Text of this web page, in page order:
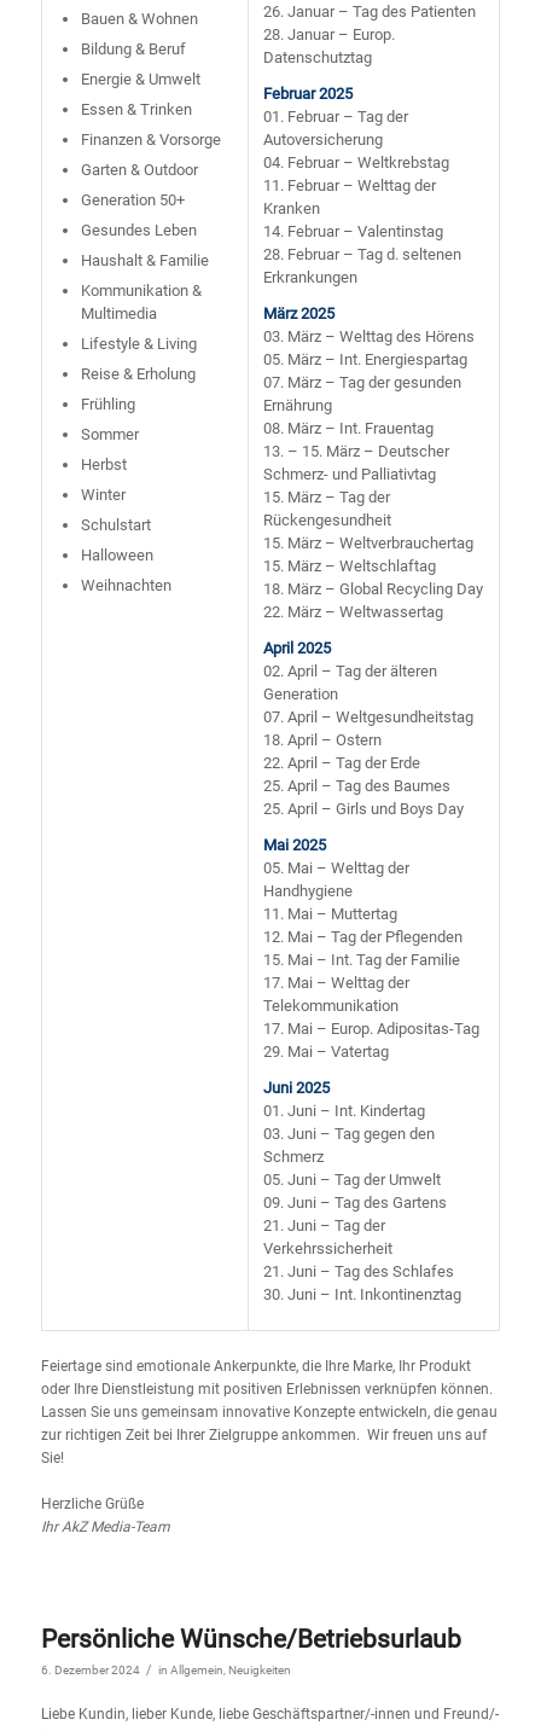
Bauen & Wohnen
Bildung & Beruf
Energie & Umwelt
Essen & Trinken
Finanzen & Vorsorge
Garten & Outdoor
Generation 50+
Gesundes Leben
Haushalt & Familie
Kommunikation &
Multimedia
Lifestyle & Living
Reise & Erholung
Frühling
Sommer
Herbst
Winter
Schulstart
Halloween
Weihnachten
26. Januar – Tag des Patienten
28. Januar – Europ.
Datenschutztag
Februar 2025
01. Februar – Tag der
Autoversicherung
04. Februar – Weltkrebstag
11. Februar – Welttag der
Kranken
14. Februar – Valentinstag
28. Februar – Tag d. seltenen
Erkrankungen
März 2025
03. März – Welttag des Hörens
05. März – Int. Energiespartag
07. März – Tag der gesunden
Ernährung
08. März – Int. Frauentag
13. – 15. März – Deutscher
Schmerz- und Palliativtag
15. März – Tag der
Rückengesundheit
15. März – Weltverbrauchertag
15. März – Weltschlaftag
18. März – Global Recycling Day
22. März – Weltwassertag
April 2025
02. April – Tag der älteren
Generation
07. April – Weltgesundheitstag
18. April – Ostern
22. April – Tag der Erde
25. April – Tag des Baumes
25. April – Girls und Boys Day
Mai 2025
05. Mai – Welttag der
Handhygiene
11. Mai – Muttertag
12. Mai – Tag der Pflegenden
15. Mai – Int. Tag der Familie
17. Mai – Welttag der
Telekommunikation
17. Mai – Europ. Adipositas-Tag
29. Mai – Vatertag
Juni 2025
01. Juni – Int. Kindertag
03. Juni – Tag gegen den
Schmerz
05. Juni – Tag der Umwelt
09. Juni – Tag des Gartens
21. Juni – Tag der
Verkehrssicherheit
21. Juni – Tag des Schlafes
30. Juni – Int. Inkontinenztag
Feiertage sind emotionale Ankerpunkte, die Ihre Marke, Ihr Produkt
oder Ihre Dienstleistung mit positiven Erlebnissen verknüpfen können.
Lassen Sie uns gemeinsam innovative Konzepte entwickeln, die genau
zur richtigen Zeit bei Ihrer Zielgruppe ankommen. Wir freuen uns auf
Sie!
Herzliche Grüße
Ihr AkZ Media-Team
Persönliche Wünsche/Betriebsurlaub
6. Dezember 2024 / in Allgemein Neuigkeiten
Liebe Kundin, lieber Kunde, liebe Geschäftspartner/-innen und Freund/-